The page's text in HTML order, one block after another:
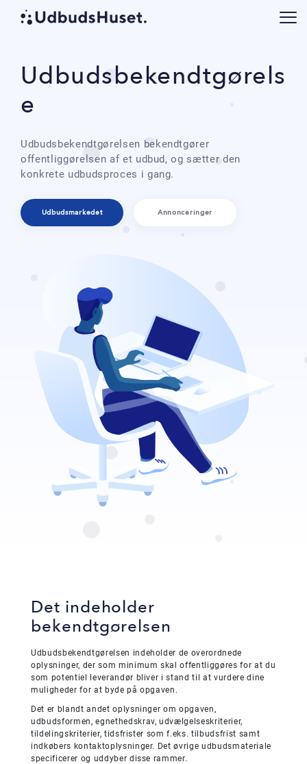
Udbudsbekendtgørels
e
Udbudsbekendtgørelsen bekendtgører
offentliggørelsen af et udbud, og sætter den
konkrete udbudsproces i gang.
Udbudsmarkedet Annonceringer
Det indeholder
bekendtgørelsen
Udbudsbekendtgørelsen indeholder de overordnede
oplysninger, der som minimum skal offentliggøres for at du
som potentiel leverandør bliver i stand til at vurdere dine
muligheder for at byde på opgaven.
Det er blandt andet oplysninger om opgaven,
udbudsformen, egnethedskrav, udvælgelseskriterier,
tildelingskriterier, tidsfrister som f.eks. tilbudsfrist samt
indkøbers kontaktoplysninger. Det øvrige udbudsmateriale
specificerer og uddyber disse rammer.